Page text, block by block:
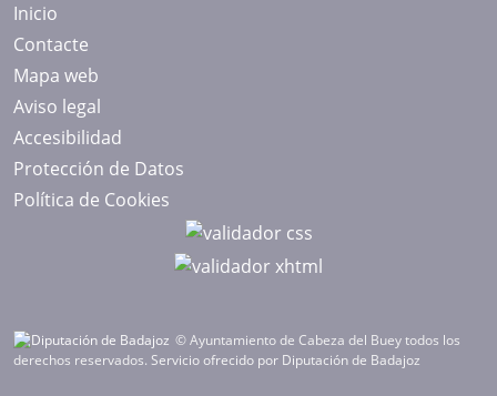
Inicio
Contacte
Mapa web
Aviso legal
Accesibilidad
Protección de Datos
Política de Cookies
© Ayuntamiento de Cabeza del Buey todos los
derechos reservados. Servicio ofrecido por Diputación de Badajoz